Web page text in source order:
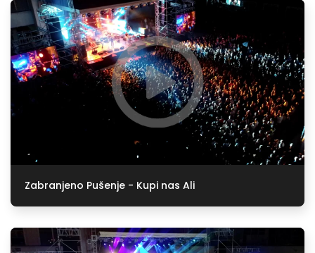
Zabranjeno Pušenje - Kupi nas Ali